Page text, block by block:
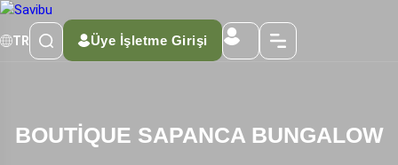
TR Üye İşletme Girişi
BOUTİQUE SAPANCA BUNGALOW